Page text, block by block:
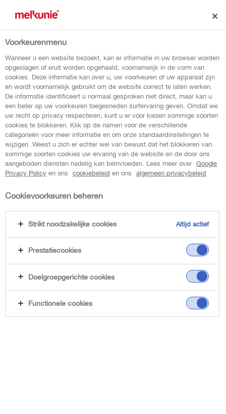
terug naar overzicht
BREAKER AARDBEI
Melkunie Breaker Aardbei is een lekker
yoghurt tussendoortje met echt fruit.
Voorkeurenmenu
Wanneer u een website bezoekt, kan er informatie in uw browser worden
opgeslagen of eruit worden opgehaald, voornamelijk in de vorm van
cookies. Deze informatie kan over u, uw voorkeuren of uw apparaat zijn
en wordt voornamelijk gebruikt om de website correct te laten werken.
De informatie identificeert u normaal gesproken niet direct, maar kan u
een beter op uw voorkeuren toegesneden surfervaring geven. Omdat we
uw recht op privacy respecteren, kunt u er voor kiezen sommige soorten
cookies te blokkeren. Klik op de namen voor de verschillende
categorieën voor meer informatie en om onze standaardinstellingen te
wijzigen. Weest u zich er echter wel van bewust dat het blokkeren van
sommige soorten cookies uw ervaring van de website en de door ons
aangeboden diensten nadelig kan beïnvloeden. Lees meer over Google
Privacy Policy en ons cookiebeleid en ons algemeen privacybeleid
Cookievoorkeuren beheren
Strikt noodzakelijke cookies Altijd actief
Prestatiecookies
Doelgroepgerichte cookies
Functionele cookies